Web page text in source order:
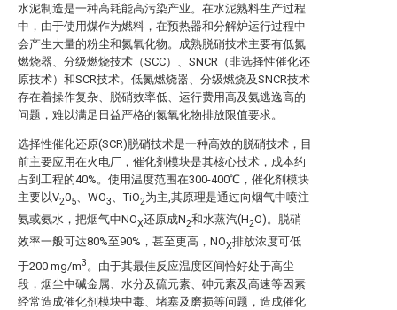
水泥制造是一种高耗能高污染产业。在水泥熟料生产过程
中，由于使用煤作为燃料，在预热器和分解炉运行过程中
会产生大量的粉尘和氮氧化物。成熟脱硝技术主要有低氮
燃烧器、分级燃烧技术（SCC）、SNCR（非选择性催化还
原技术）和SCR技术。低氮燃烧器、分级燃烧及SNCR技术
存在着操作复杂、脱硝效率低、运行费用高及氨逃逸高的
问题，难以满足日益严格的氮氧化物排放限值要求。
选择性催化还原(SCR)脱硝技术是一种高效的脱硝技术，目
前主要应用在火电厂，催化剂模块是其核心技术，成本约
占到工程的40%。使用温度范围在300-400℃，催化剂模块
主要以V205、WO3、TiO2为主,其原理是通过向烟气中喷注
氨或氨水，把烟气中NOX还原成N2和水蒸汽(H2O)。脱硝
效率一般可达80%至90%，甚至更高，NOX排放浓度可低
于200 mg/m3。由于其最佳反应温度区间恰好处于高尘
段，烟尘中碱金属、水分及硫元素、砷元素及高速等因素
经常造成催化剂模块中毒、堵塞及磨损等问题，造成催化